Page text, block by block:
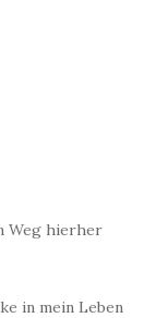
Weg hierher
in mein Leben